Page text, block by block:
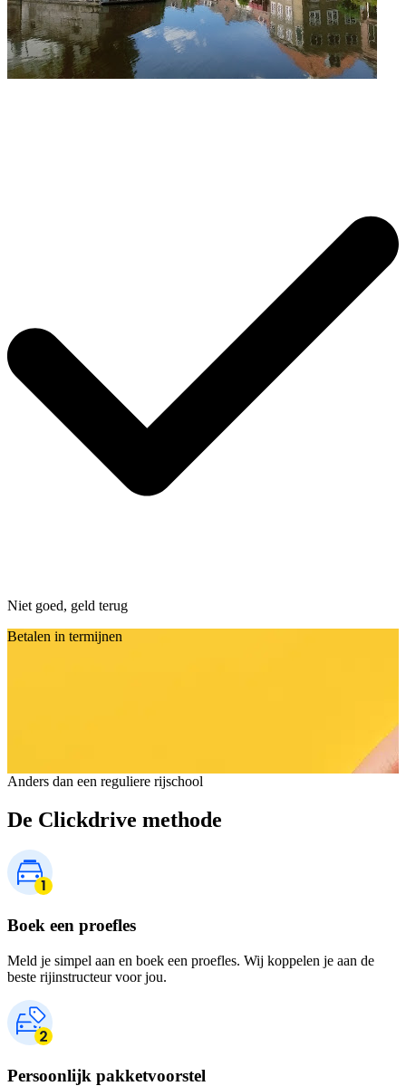
Niet goed, geld terug
Betalen in termijnen
Anders dan een reguliere rijschool
De Clickdrive methode
Boek een proefles
Meld je simpel aan en boek een proefles. Wij koppelen je aan de
beste rijinstructeur voor jou.
Persoonlijk pakketvoorstel